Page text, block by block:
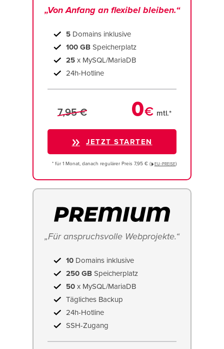
„Von Anfang an flexibel bleiben.“
5 Domains inklusive
100 GB Speicherplatz
25 x MySQL/MariaDB
24h-Hotline
7,95 € 0€ mtl.*
JETZT STARTEN
* für 1 Monat, danach regulärer Preis 7,95 € ( EU−PREISE)
„Für anspruchsvolle Webprojekte.“
10 Domains inklusive
250 GB Speicherplatz
50 x MySQL/MariaDB
Tägliches Backup
24h-Hotline
SSH-Zugang